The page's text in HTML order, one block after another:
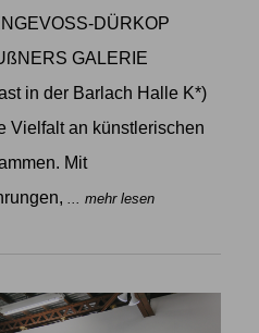
DÜRKOP
GALERIE
in der Barlach Halle K*)
Vielfalt an künstlerischen
Mit
... mehr lesen